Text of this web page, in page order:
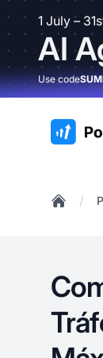
1 July –
AI
Use code
:site.title
/